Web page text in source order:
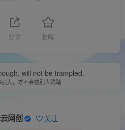
分享 收藏
forget others still in the running.
候，不要忘记别人还在奔跑
标云网创